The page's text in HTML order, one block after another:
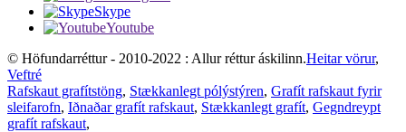
Skype
Youtube
© Höfundarréttur - 2010-2022 : Allur réttur áskilinn.Heitar vörur,
Veftré
Rafskaut grafítstöng, Stækkanlegt pólýstýren, Grafít rafskaut fyrir
sleifarofn, Iðnaðar grafít rafskaut, Stækkanlegt grafít, Gegndreypt
grafít rafskaut,